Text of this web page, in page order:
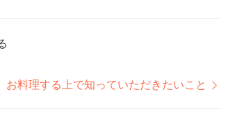
お料理する上で知っていただきたいこと